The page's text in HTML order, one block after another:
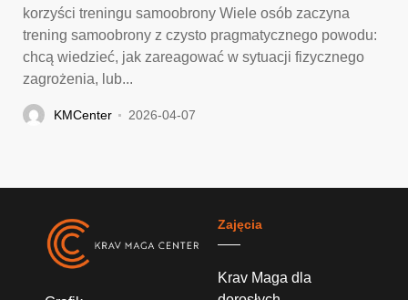
korzyści treningu samoobrony Wiele osób zaczyna
trening samoobrony z czysto pragmatycznego powodu:
chcą wiedzieć, jak zareagować w sytuacji fizycznego
zagrożenia, lub...
KMCenter 2026-04-07
Zajęcia
Krav Maga dla